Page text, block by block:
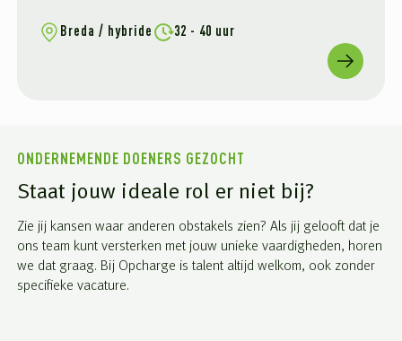
Breda / hybride 32 - 40 uur
ONDERNEMENDE DOENERS GEZOCHT
Staat jouw ideale rol er niet bij?
Zie jij kansen waar anderen obstakels zien? Als jij gelooft dat je
ons team kunt versterken met jouw unieke vaardigheden, horen
we dat graag. Bij Opcharge is talent altijd welkom, ook zonder
specifieke vacature.